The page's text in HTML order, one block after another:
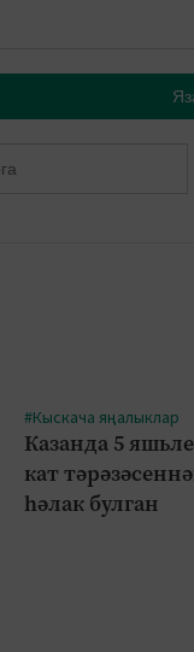
#Кыскача яңалыклар
Казанда 5
кат
һәлак булган